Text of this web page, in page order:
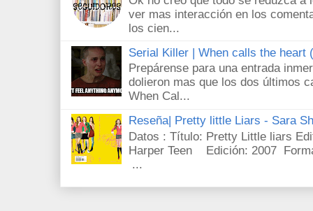
ver mas interacción en los
los cien...
Serial Killer | When calls the heart
Prepárense para una entrada
dolieron mas que los dos últimos
When Cal...
Reseña| Pretty little Liars - Sara
Datos : Título: Pretty Little liars
Harper Teen Edición: 2007
...